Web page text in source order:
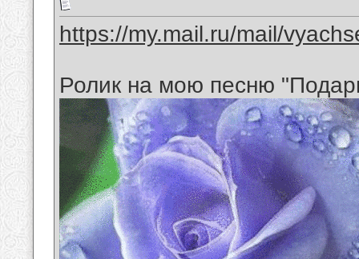
https://my.mail.ru/mail/
Ролик на мою песню